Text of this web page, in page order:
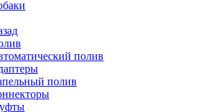
полив
полив